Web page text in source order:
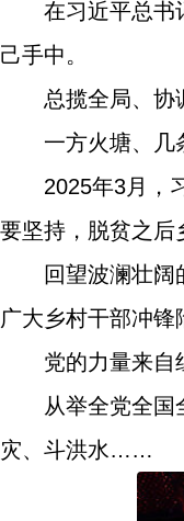
在习近平总书
己手中。
总揽全局、
一方火塘、几
2025年3月，
要坚持，脱贫之后
回望波澜壮
广大乡村干部冲
党的力量来自
从举全党全
灾、斗洪水……